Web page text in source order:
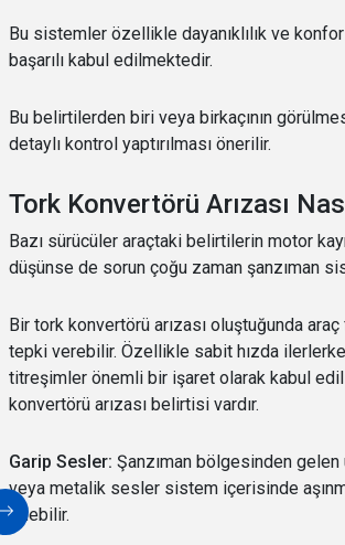
Bu sistemler özellikle dayanıklılık ve konfor
başarılı kabul edilmektedir.
Bu belirtilerden biri veya birkaçının
detaylı kontrol yaptırılması önerilir.
Tork Konvertörü Arızası
Bazı sürücüler araçtaki belirtilerin motor
düşünse de sorun çoğu zaman şanzıman
Bir tork konvertörü arızası oluştuğunda
tepki verebilir. Özellikle sabit hızda
titreşimler önemli bir işaret olarak kabul
konvertörü arızası belirtisi vardır.
Garip Sesler: Şanzıman bölgesinden
veya metalik sesler sistem içerisinde
edebilir.